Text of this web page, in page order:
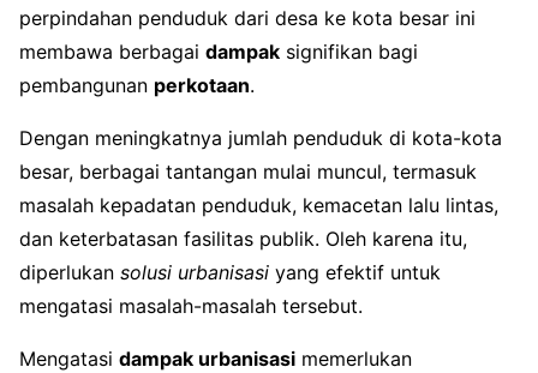
perpindahan penduduk dari desa ke kota besar ini
membawa berbagai dampak signifikan bagi
pembangunan perkotaan.
Dengan meningkatnya jumlah penduduk di kota-kota
besar, berbagai tantangan mulai muncul, termasuk
masalah kepadatan penduduk, kemacetan lalu lintas,
dan keterbatasan fasilitas publik. Oleh karena itu,
diperlukan solusi urbanisasi yang efektif untuk
mengatasi masalah-masalah tersebut.
Mengatasi dampak urbanisasi memerlukan